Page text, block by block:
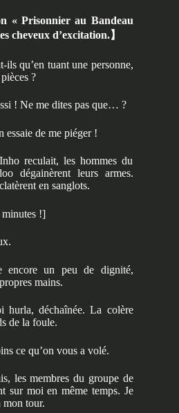
« Prisonnier au Bandeau
cheveux d’excitation.】
qu’en tuant une personne,
?
! Ne me dites pas que… ?
de me piéger !
reculait, les hommes du
dégainèrent leurs armes.
en sanglots.
!]
un peu de dignité,
mains.
hurla, déchaînée. La colère
de la foule.
ce qu’on vous a volé.
les membres du groupe de
sur moi en même temps. Je
mon tour.